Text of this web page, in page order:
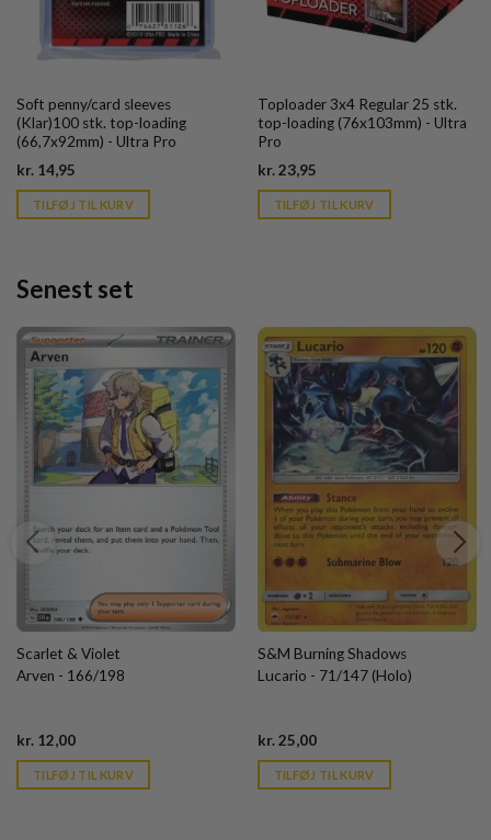
Soft penny/card sleeves
(Klar)100 stk. top-loading
(66,7x92mm) - Ultra Pro
kr. 14,95
is:
kr. 39,95.
TILFØJ TIL KURV
Toploader 3x4 Regular 25 stk.
top-loading (76x103mm) - Ultra
Pro
kr.23,95Current
is:
kr. 39,95.
TILFØJ TIL KURV
Senest set
Scarlet & Violet
Arven - 166/198
kr. 12,00Current
is:
kr. 39,95.
TILFØJ TIL KURV
S&M Burning Shadows
Lucario - 71/147 (Holo)
kr.25,00Current
is:
kr. 39,95.
TILFØJ TIL KURV